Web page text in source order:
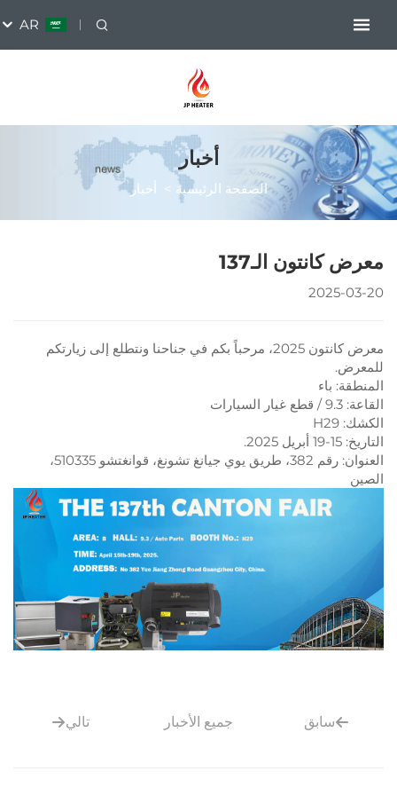
أخبار
الصفحة الرئيسية>أخبار
مرحباً بكم في جناحنا ونتطلع إلى زيارتكم
العنوان: رقم 382، طريق يوي جيانغ تشونغ، قوانغتشو 510335،
جميع الأخبار تالي